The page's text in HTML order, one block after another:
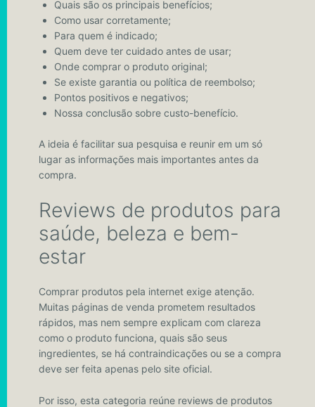
Quais são os principais benefícios;
Como usar corretamente;
Para quem é indicado;
Quem deve ter cuidado antes de usar;
Onde comprar o produto original;
Se existe garantia ou política de reembolso;
Pontos positivos e negativos;
Nossa conclusão sobre custo-benefício.
A ideia é facilitar sua pesquisa e reunir em um só
lugar as informações mais importantes antes da
compra.
Reviews de produtos para
saúde, beleza e bem-
estar
Comprar produtos pela internet exige atenção.
Muitas páginas de venda prometem resultados
rápidos, mas nem sempre explicam com clareza
como o produto funciona, quais são seus
ingredientes, se há contraindicações ou se a compra
deve ser feita apenas pelo site oficial.
Por isso, esta categoria reúne reviews de produtos